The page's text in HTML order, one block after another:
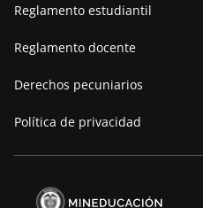
Reglamento estudiantil
Reglamento docente
Derechos pecuniarios
Política de privacidad